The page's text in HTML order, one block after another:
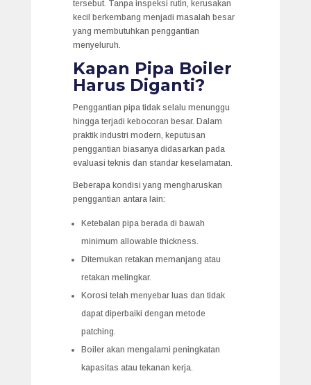
tersebut. Tanpa inspeksi rutin, kerusakan
kecil berkembang menjadi masalah besar
yang membutuhkan penggantian
menyeluruh.
Kapan Pipa Boiler
Harus Diganti?
Penggantian pipa tidak selalu menunggu
hingga terjadi kebocoran besar. Dalam
praktik industri modern, keputusan
penggantian biasanya didasarkan pada
evaluasi teknis dan standar keselamatan.
Beberapa kondisi yang mengharuskan
penggantian antara lain:
Ketebalan pipa berada di bawah
minimum allowable thickness.
Ditemukan retakan memanjang atau
retakan melingkar.
Korosi telah menyebar luas dan tidak
dapat diperbaiki dengan metode
patching.
Boiler akan mengalami peningkatan
kapasitas atau tekanan kerja.